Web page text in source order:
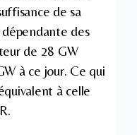
de sa
des
de 28 GW
à ce jour. Ce qui
à celle